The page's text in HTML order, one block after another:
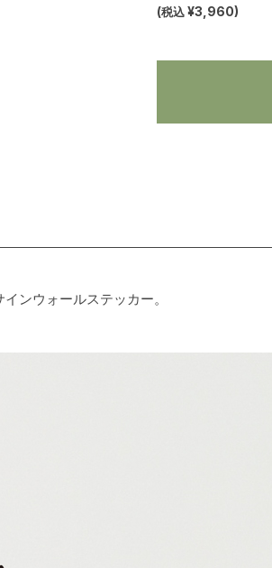
(税込¥3,960)
ンウォールステッカー。